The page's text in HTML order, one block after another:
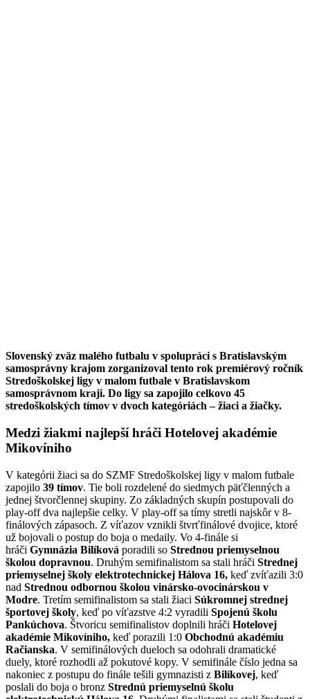
Slovenský zväz malého futbalu v spolupráci s Bratislavským
samosprávny krajom zorganizoval tento rok premiérový ročník
Stredoškolskej ligy v malom futbale v Bratislavskom
samosprávnom kraji. Do ligy sa zapojilo celkovo 45
stredoškolských tímov v dvoch kategóriách – žiaci a žiačky.
Medzi žiakmi najlepší hráči Hotelovej akadémie
Mikovíniho
V kategórii žiaci sa do SZMF Stredoškolskej ligy v malom futbale
zapojilo 39 tímov. Tie boli rozdelené do siedmych päťčlenných a
jednej štvorčlennej skupiny. Zo základných skupín postupovali do
play-off dva najlepšie celky. V play-off sa tímy stretli najskôr v 8-
finálových zápasoch. Z víťazov vznikli štvrťfinálové dvojice, ktoré
už bojovali o postup do boja o medaily. Vo 4-finále si
hráči Gymnázia Bilíková poradili so Strednou priemyselnou
školou dopravnou. Druhým semifinalistom sa stali hráči Strednej
priemyselnej školy elektrotechnickej Hálova 16, keď zvíťazili 3:0
nad Strednou odbornou školou vinársko-ovocinárskou v
Modre. Tretím semifinalistom sa stali žiaci Súkromnej strednej
športovej školy, keď po víťazstve 4:2 vyradili Spojenú školu
Pankúchova. Štvoricu semifinalistov doplnili hráči Hotelovej
akadémie Mikovíniho, keď porazili 1:0 Obchodnú akadémiu
Račianska. V semifinálových dueloch sa odohrali dramatické
duely, ktoré rozhodli až pokutové kopy. V semifinále číslo jedna sa
nakoniec z postupu do finále tešili gymnazisti z Bilíkovej, keď
poslali do boja o bronz Strednú priemyselnú školu